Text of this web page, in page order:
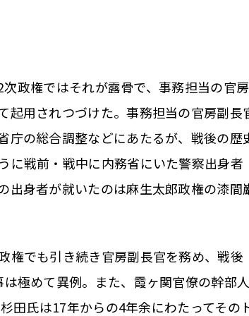
政権ではそれが露骨で、事務担当の官房
起用されつづけた。事務担当の官房副長
庁の総合調整などにあたるが、戦後の歴
に戦前・戦中に内務省にいた警察出身者
出身者が就いたのは麻生太郎政権の漆間
権でも引き続き官房副長官を務め、戦後
極めて異例。また、霞ヶ関官僚の幹部人
田氏は17年からの4年余にわたってその